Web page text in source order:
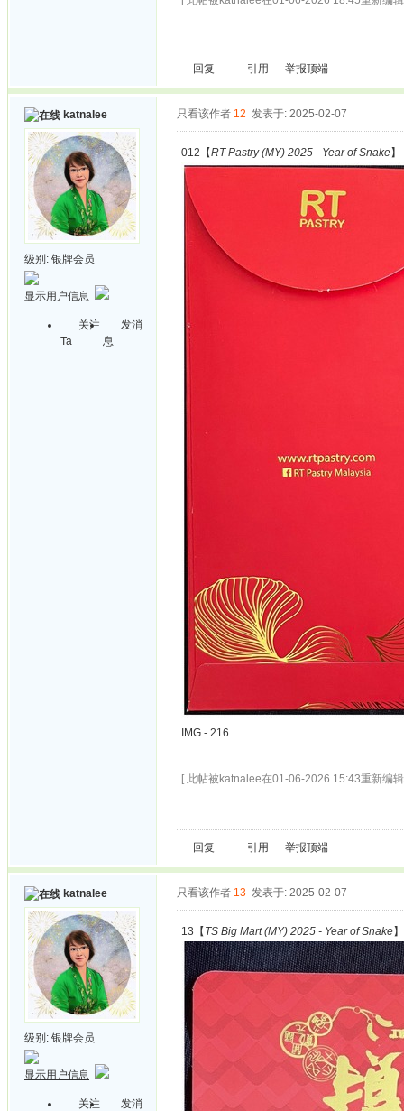
回复 引用 举报顶端
katnalee
级别: 银牌会员
显示用户信息
关注
Ta
发消
息
只看该作者 12 发表于: 2025-02-07
012【RT Pastry (MY) 2025 - Year of Snake】
IMG - 216
[ 此帖被katnalee在01-06-2026 15:43重新编
回复 引用 举报顶端
katnalee
级别: 银牌会员
显示用户信息
关注
发消
只看该作者 13 发表于: 2025-02-07
13【 TS Big Mart (MY) 2025 - Year of Snake】